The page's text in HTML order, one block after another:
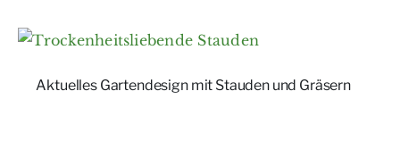
Aktuelles Gartendesign mit Stauden und Gräsern